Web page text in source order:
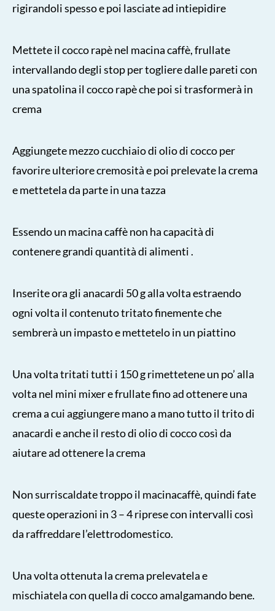
rigirandoli spesso e poi lasciate ad intiepidire
Mettete il cocco rapè nel macina caffè, frullate
intervallando degli stop per togliere dalle pareti con
una spatolina il cocco rapè che poi si trasformerà in
crema
Aggiungete mezzo cucchiaio di olio di cocco per
favorire ulteriore cremosità e poi prelevate la crema
e mettetela da parte in una tazza
Essendo un macina caffè non ha capacità di
contenere grandi quantità di alimenti .
Inserite ora gli anacardi 50 g alla volta estraendo
ogni volta il contenuto tritato finemente che
sembrerà un impasto e mettetelo in un piattino
Una volta tritati tutti i 150 g rimettetene un po’ alla
volta nel mini mixer e frullate fino ad ottenere una
crema a cui aggiungere mano a mano tutto il trito di
anacardi e anche il resto di olio di cocco così da
aiutare ad ottenere la crema
Non surriscaldate troppo il macinacaffè, quindi fate
queste operazioni in 3 – 4 riprese con intervalli così
da raffreddare l’elettrodomestico.
Una volta ottenuta la crema prelevatela e
mischiatela con quella di cocco amalgamando bene.